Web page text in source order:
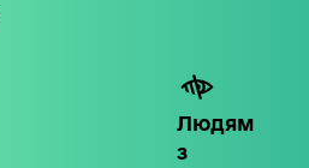
Людям
з